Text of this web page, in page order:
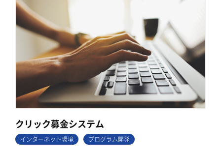
クリック募金システム
インターネット環境 プログラム開発